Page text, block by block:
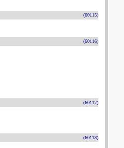
(60115)
(60116)
(60117)
(60118)